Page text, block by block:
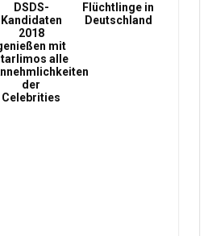
DSDS-
Kandidaten
2018
mit
alle
der
Celebrities
Flüchtlinge in
Deutschland